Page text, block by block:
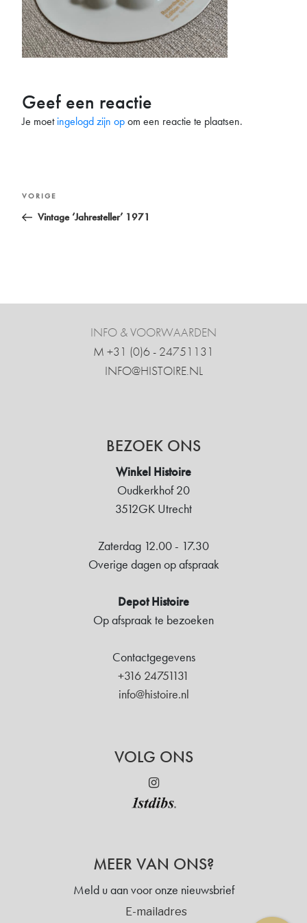
Geef een reactie
Je moetingelogd zijn opom een reactie te plaatsen.
Bericht
navigatie
Vorig
bericht
VORIGE
Vintage ‘Jahresteller’ 1971
INFO & VOORWAARDEN
M +31 ‍(0)6 - 24751131
INFO@HISTOIRE.NL
BEZOEK ONS
Winkel Histoire
Oudkerkhof 20
3512GK Utrecht
Zaterdag 12.00 - 17.30
Overige dagen op afspraak
Depot Histoire
Op afspraak te bezoeken
Contactgegevens
+316 24751131
info@histoire.nl
VOLG ONS
MEER VAN ONS?
Meld u aan voor onze nieuwsbrief